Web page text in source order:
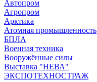
Автопром
Агропром
Арктика
Атомная промышленность
БПЛА
Военная техника
Вооружённые силы
Выставка "НЕВА"
ЭКСПОТЕХНОСТРАЖ